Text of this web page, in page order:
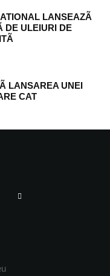
LANSEAZÃ
DE ULEIURI DE
LANSAREA UNEI
CAT